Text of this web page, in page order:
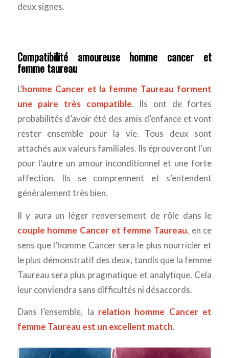
deux signes.
Compatibilité amoureuse homme cancer et
femme taureau
L’homme Cancer et la femme Taureau forment
une paire très compatible. Ils ont de fortes
probabilités d’avoir été des amis d’enfance et vont
rester ensemble pour la vie. Tous deux sont
attachés aux valeurs familiales. Ils éprouveront l’un
pour l’autre un amour inconditionnel et une forte
affection. Ils se comprennent et s’entendent
généralement très bien.
Il y aura un léger renversement de rôle dans le
couple homme Cancer et femme Taureau, en ce
sens que l’homme Cancer sera le plus nourricier et
le plus démonstratif des deux, tandis que la femme
Taureau sera plus pragmatique et analytique. Cela
leur conviendra sans difficultés ni désaccords.
Dans l’ensemble, la relation homme Cancer et
femme Taureau est un excellent match.